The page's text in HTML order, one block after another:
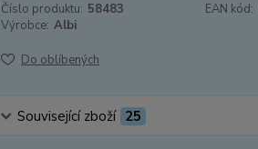
Číslo produktu: 58483 EAN kód:
Výrobce: Albi
Do oblíbených
Související zboží 25